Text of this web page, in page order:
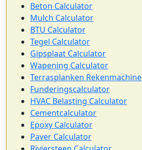
Beton Calculator
Mulch Calculator
BTU Calculator
Tegel Calculator
Gipsplaat Calculator
Wapening Calculator
Terrasplanken Rekenmachine
Funderingscalculator
HVAC Belasting Calculator
Cementcalculator
Epoxy Calculator
Paver Calculator